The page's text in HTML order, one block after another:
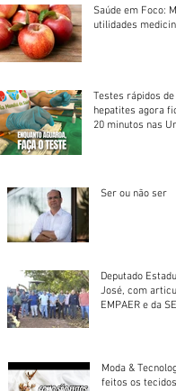
Saúde em Foco:
utilidades
Testes rápidos
hepatites agora
20 minutos nas
Ser ou não ser
Deputado
José, com
EMPAER e da
Moda &
feitos os